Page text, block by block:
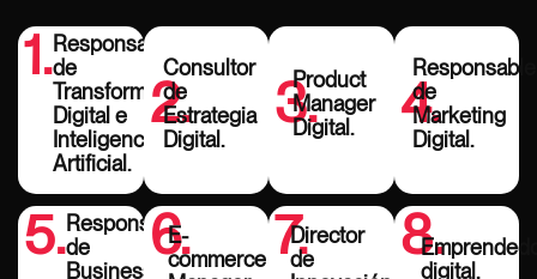
1.Responsable
de
Transformación
Digital e
Inteligencia
Artificial.
2.
Consultor
de
Estrategia
Digital.
3.
Product
Manager
Digital.
4.
Responsable
de
Marketing
Digital.
5.Responsable
de
Business
6.
E-
commerce 7.Director
de
8.
digital.